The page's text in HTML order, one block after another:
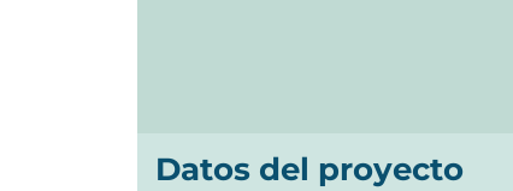
Datos del proyecto